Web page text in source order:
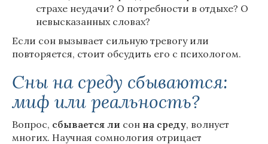
страхе неудачи? О потребности в отдыхе? О
невысказанных словах?
Если сон вызывает сильную тревогу или
повторяется, стоит обсудить его с психологом.
Сны на среду сбываются:
миф или реальность?
Вопрос, сбывается ли сон на среду, волнует
многих. Научная сомнология отрицает